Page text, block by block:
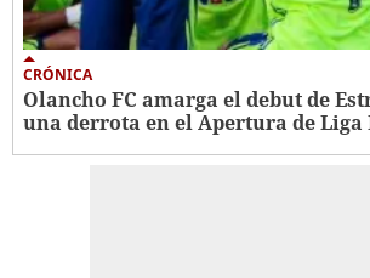
CRÓNICA
Olancho FC amarga el debut de
una derrota en el Apertura de